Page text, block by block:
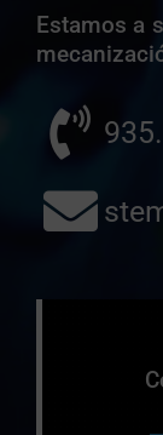
Estamos a